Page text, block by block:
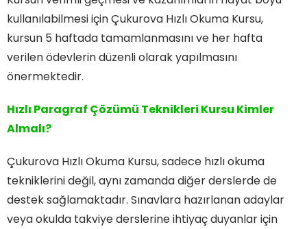
kullanılabilmesi için Çukurova Hızlı Okuma Kursu,
kursun 5 haftada tamamlanmasını ve her hafta
verilen ödevlerin düzenli olarak yapılmasını
önermektedir.
Hızlı Paragraf Çözümü Teknikleri Kursu Kimler
Almalı?
Çukurova Hızlı Okuma Kursu, sadece hızlı okuma
tekniklerini değil, aynı zamanda diğer derslerde de
destek sağlamaktadır. Sınavlara hazırlanan adaylar
veya okulda takviye derslerine ihtiyaç duyanlar için